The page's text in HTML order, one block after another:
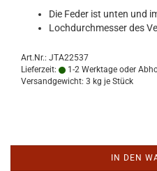
Die Feder ist unten und
Loch­durch­mes­ser des
Art.Nr.: JTA22537
Lieferzeit:
1-2 Werktage oder
Versandgewicht: 3 kg je Stück
IN DEN